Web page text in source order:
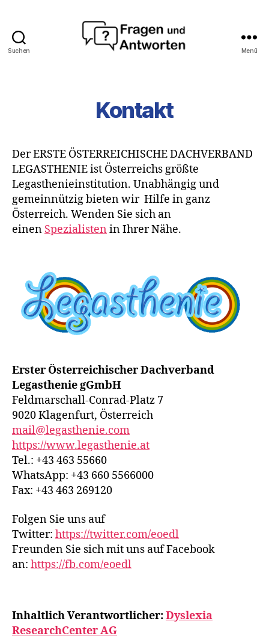
Suchen Menü
Kontakt
Der ERSTE ÖSTERREICHISCHE DACHVERBAND
LEGASTHENIE ist Österreichs größte
Legasthenieinstitution. Unabhängig und
gemeinnützig bieten wir Hilfe in ganz
Österreich. Wenden Sie sich an
einen Spezialisten in Ihrer Nähe.
Erster Österreichischer Dachverband
Legasthenie gGmbH
Feldmarschall-Conrad-Platz 7
9020 Klagenfurt, Österreich
mail@legasthenie.com
https://www.legasthenie.at
Tel.: +43 463 55660
WhatsApp: +43 660 5566000
Fax: +43 463 269120
Folgen Sie uns auf
Twitter: https://twitter.com/eoedl
Freunden Sie sich mit uns auf Facebook
an: https://fb.com/eoedl
Inhaltlich Verantwortlicher:Dyslexia
ResearchCenter AG